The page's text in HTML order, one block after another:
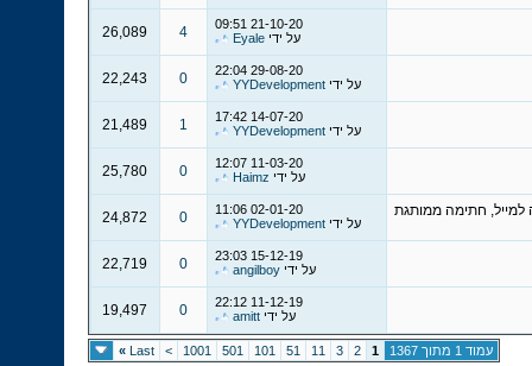
21-10-20
09:51
על ידיEyale
4
26,089
29-08-20
22:04
על ידיYYDevelopment
0
22,243
14-07-20
17:42
על ידיYYDevelopment
1
21,489
11-03-20
12:07
על ידי Haimz
0
25,780
02-01-20
11:06
על ידיYYDevelopment
0
24,872
15-12-19
23:03
על ידיangilboy
0
22,719
11-12-19
22:12
על ידיamitt
0
19,497
עמוד 1 מתוך 1367 1
2
3
11
51
101
501
1001
>
Last
»